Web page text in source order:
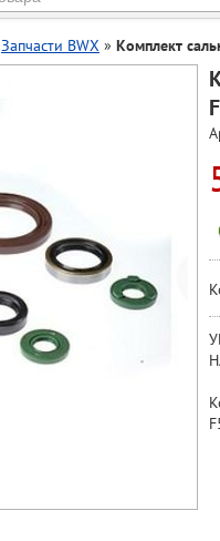
Запчасти BWX » Комплект